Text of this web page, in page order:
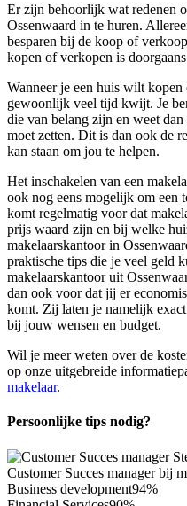
Er zijn behoorlijk wat redenen
Ossenwaard in te huren.
besparen bij de koop of
kopen of verkopen is
Wanneer je een huis wilt
gewoonlijk veel tijd kwijt. Je
die van belang zijn en weet
moet zetten. Dit is dan ook de
kan staan om jou te helpen.
Het inschakelen van een
ook nog eens mogelijk om een
komt regelmatig voor dat
prijs waard zijn en bij welke
makelaarskantoor in
praktische tips die je veel geld
makelaarskantoor uit
dan ook voor dat jij er
komt. Zij laten je namelijk
bij jouw wensen en budget.
Wil je meer weten over de
op onze uitgebreide
makelaar.
Persoonlijke tips nodig?
Customer Succes manager bij
Business development94%